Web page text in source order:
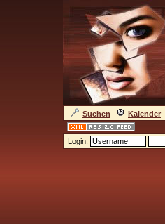
Suchen Kalender
Login: